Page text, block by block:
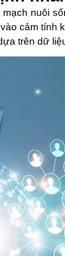
nuôi
cảm tính
trên dữ